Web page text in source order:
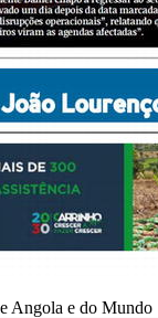
Angola e do Mundo